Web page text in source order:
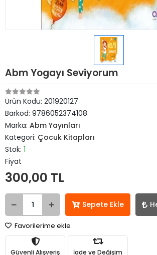
Abm Yogayı Seviyorum
Ürün Kodu: 201920127
Barkod: 9786052374108
Marka: Abm Yayınları
Kategori: Çocuk Kitapları
Stok: 1
Fiyat
300,00 TL
Sepete Ekle
Favorilerime ekle
Güvenli Alışveriş İade ve Değişim